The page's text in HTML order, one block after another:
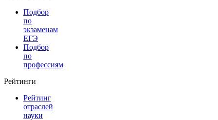
Подбор
по
экзаменам
ЕГЭ
Подбор
по
профессиям
Рейтинги
Рейтинг
отраслей
науки